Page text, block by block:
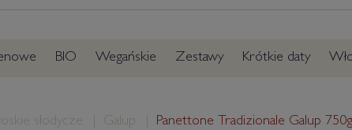
BIO Wegańskie Zestawy Krótkie daty
słodycze Galup Panettone Tradizionale Galup 750g